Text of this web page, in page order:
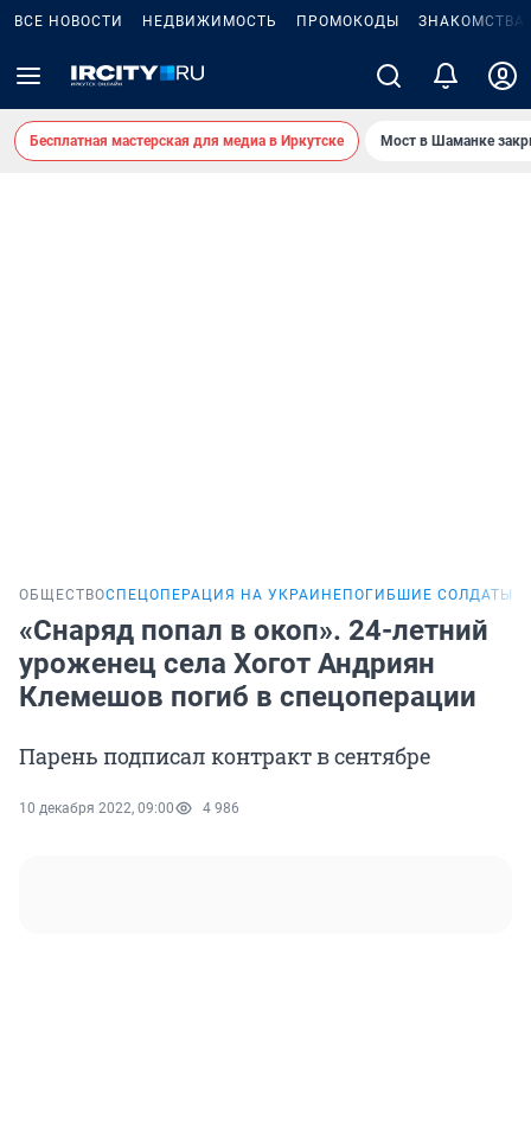
ВСЕ НОВОСТИ НЕДВИЖИМОСТЬ ПРОМОКОДЫ ЗНАКОМСТВА
Бесплатная мастерская для медиа в Иркутске Мост в Шаманке
ОБЩЕСТВОСПЕЦОПЕРАЦИЯ НА УКРАИНЕ ПОГИБШИЕ СОЛДАТЫ
«Снаряд попал в окоп». 24-летний
уроженец села Хогот Андриян
Клемешов погиб в спецоперации
Парень подписал контракт в сентябре
10 декабря 2022, 09:00 4 986